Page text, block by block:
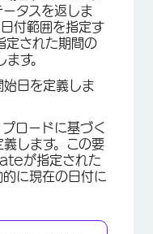
タスを返しま
付範囲を指定す
定された期間の
す。
始日を定義しま
プロードに基づく
します。この要
が指定された
に現在の日付に